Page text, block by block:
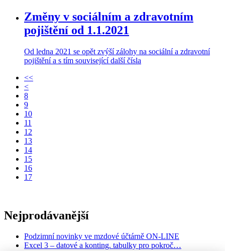
Změny v sociálním a zdravotním
pojištění od 1.1.2021
Od ledna 2021 se opět zvýší zálohy na sociální a zdravotní
pojištění a s tím související další čísla
<<
<
8
9
10
11
12
13
14
15
16
17
Nejprodávanější
Podzimní novinky ve mzdové účtárně ON-LINE
Excel 3 – datové a konting. tabulky pro pokroč…